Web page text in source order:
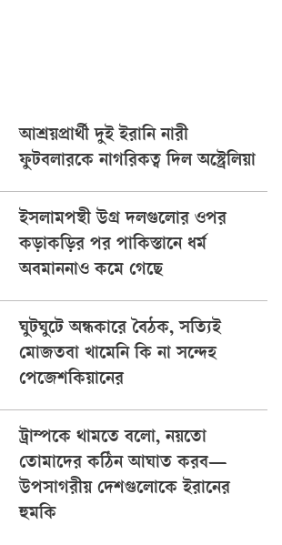
আশ্রয়প্রার্থী দুই ইরানি নারী
ফুটবলারকে নাগরিকত্ব দিল অস্ট্রেলিয়া
ইসলামপন্থী উগ্র দলগুলোর ওপর
কড়াকড়ির পর পাকিস্তানে ধর্ম
অবমাননাও কমে গেছে
ঘুটঘুটে অন্ধকারে বৈঠক, সত্যিই
মোজতবা খামেনি কি না সন্দেহ
পেজেশকিয়ানের
ট্রাম্পকে থামতে বলো, নয়তো
তোমাদের কঠিন আঘাত করব—
উপসাগরীয় দেশগুলোকে ইরানের
হুমকি